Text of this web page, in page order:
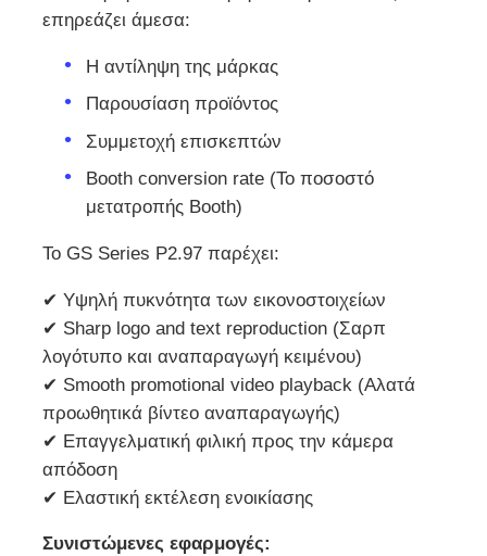
Εξωτερικό πίνακα οθόνης LED
Υπαίθριος πίνακας led
επηρεάζει άμεσα:
Η αντίληψη της μάρκας
Παρουσίαση προϊόντος
Συμμετοχή επισκεπτών
Booth conversion rate (Το ποσοστό
μετατροπής Booth)
Το GS Series P2.97 παρέχει:
✔ Υψηλή πυκνότητα των εικονοστοιχείων
✔ Sharp logo and text reproduction (Σαρπ
λογότυπο και αναπαραγωγή κειμένου)
✔ Smooth promotional video playback (Αλατά
προωθητικά βίντεο αναπαραγωγής)
✔ Επαγγελματική φιλική προς την κάμερα
απόδοση
✔ Ελαστική εκτέλεση ενοικίασης
Συνιστώμενες εφαρμογές: